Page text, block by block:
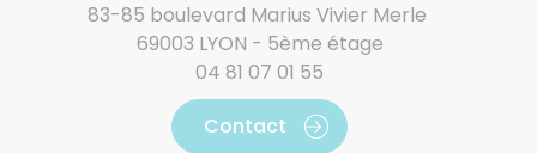
83-85 boulevard Marius Vivier Merle
69003 LYON - 5ème étage
04 81 07 01 55
Contact